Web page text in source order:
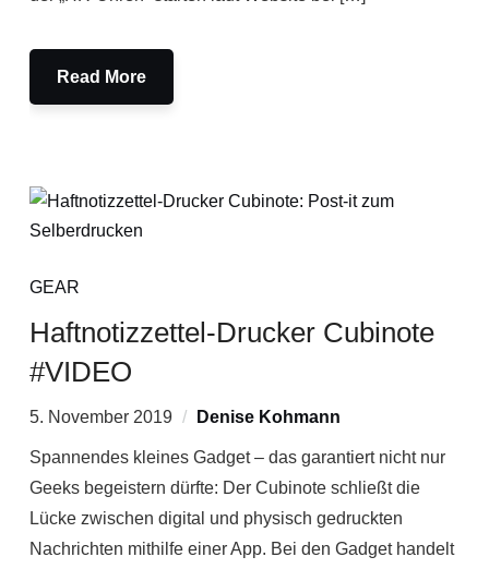
Read More
GEAR
Haftnotizzettel-Drucker Cubinote
#VIDEO
5. November 2019 Denise Kohmann
Spannendes kleines Gadget – das garantiert nicht nur
Geeks begeistern dürfte: Der Cubinote schließt die
Lücke zwischen digital und physisch gedruckten
Nachrichten mithilfe einer App. Bei den Gadget handelt